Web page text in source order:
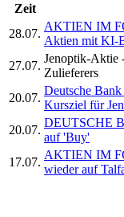
Zeit
28.07.
AKTIEN IM
Aktien mit KI-
27.07.
Jenoptik-Aktie
Zulieferers
20.07.
Deutsche
Kursziel für
20.07.
DEUTSCHE
auf 'Buy'
17.07.
AKTIEN IM
wieder auf